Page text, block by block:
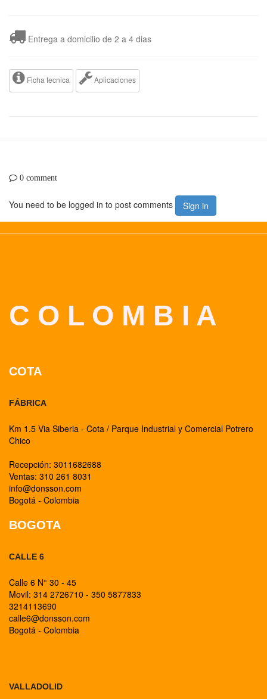
Entrega a domicilio de 2 a 4 dias
Ficha tecnica Aplicaciones
0 comment
You need to be logged in to post comments Sign in
C O L O M B I A
COTA
FÁBRICA
Km 1.5 Via Siberia - Cota / Parque Industrial y Comercial Potrero
Chico
Recepción: 3011682688
Ventas: 310 261 8031
info@donsson.com
Bogotá - Colombia
BOGOTA
CALLE 6
Calle 6 N° 30 - 45
Movil: 314 2726710 - 350 5877833
3214113690
calle6@donsson.com
Bogotá - Colombia
VALLADOLID